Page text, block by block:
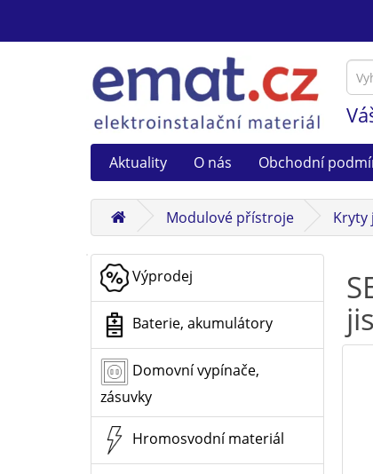
Aktuality O nás Obchodní
Modulové přístroje Kryty
Výprodej
Baterie, akumulátory
Domovní vypínače,
zásuvky
Hromosvodní materiál